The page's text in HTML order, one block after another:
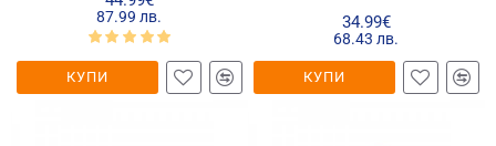
87.99 лв.
КУПИ
34.99€
68.43 лв.
КУПИ